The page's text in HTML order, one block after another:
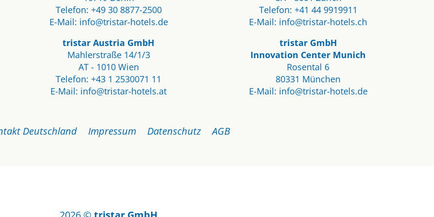
Telefon: +49 30 8877-2500
E-Mail: info@tristar-hotels.de
tristar Austria GmbH
Mahlerstraße 14/1/3
AT - 1010 Wien
Telefon: +43 1 2530071 11
E-Mail: info@tristar-hotels.at
Telefon: +41 44 9919911
E-Mail: info@tristar-hotels.ch
tristar GmbH
Innovation Center Munich
Rosental 6
80331 München
E-Mail: info@tristar-hotels.de
Deutschland Impressum Datenschutz AGB